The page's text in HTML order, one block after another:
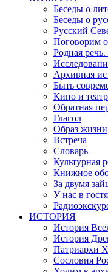
Беседы о
Беседы о
Русский
Поговорим о
Родная
Архивная
Быть
Кино и
Обратная
Глагол
Образ жизни
Встреча
Словарь
Культурная
Книжное
За двумя
У нас в
ИСТОРИЯ
История
История
Патриархи
Сословия